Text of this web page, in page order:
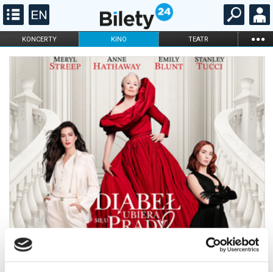
KONCERTY KINO TEATR ...
FILHARMONIA OPERA I BALET
STAND-UP
ONLINE